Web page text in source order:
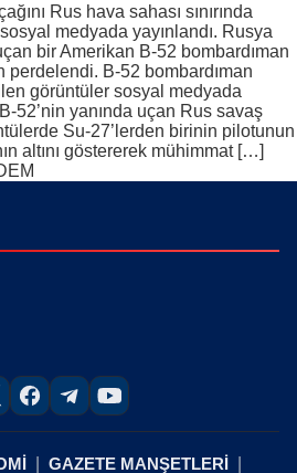
Rus hava sahası sınırında
medyada yayınlandı. Rusya
bir Amerikan B-52 bombardıman
perdelendi. B-52 bombardıman
görüntüler sosyal medyada
52’nin yanında uçan Rus savaş
Su-27’lerden birinin pilotunun
altını göstererek mühimmat […]
GAZETE MANŞETLERİ